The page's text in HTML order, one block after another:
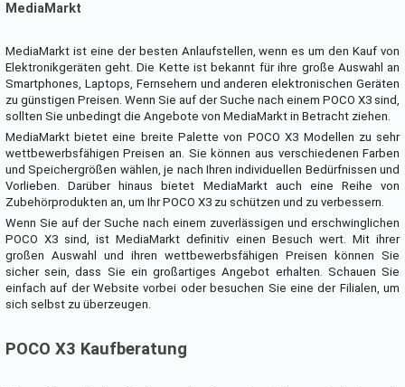
MediaMarkt
MediaMarkt ist eine der besten Anlaufstellen, wenn es um den Kauf von
Elektronikgeräten geht. Die Kette ist bekannt für ihre große Auswahl an
Smartphones, Laptops, Fernsehern und anderen elektronischen Geräten
zu günstigen Preisen. Wenn Sie auf der Suche nach einem POCO X3 sind,
sollten Sie unbedingt die Angebote von MediaMarkt in Betracht ziehen.
MediaMarkt bietet eine breite Palette von POCO X3 Modellen zu sehr
wettbewerbsfähigen Preisen an. Sie können aus verschiedenen Farben
und Speichergrößen wählen, je nach Ihren individuellen Bedürfnissen und
Vorlieben. Darüber hinaus bietet MediaMarkt auch eine Reihe von
Zubehörprodukten an, um Ihr POCO X3 zu schützen und zu verbessern.
Wenn Sie auf der Suche nach einem zuverlässigen und erschwinglichen
POCO X3 sind, ist MediaMarkt definitiv einen Besuch wert. Mit ihrer
großen Auswahl und ihren wettbewerbsfähigen Preisen können Sie
sicher sein, dass Sie ein großartiges Angebot erhalten. Schauen Sie
einfach auf der Website vorbei oder besuchen Sie eine der Filialen, um
sich selbst zu überzeugen.
POCO X3 Kaufberatung